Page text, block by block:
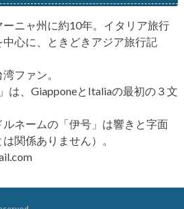
ニャ州に約10年。イタリア旅行
心に、ときどきアジア旅行記
ファン。
は、GiapponeとItaliaの最初の３文
ネームの「伊号」は響きと字面
関係ありません）。